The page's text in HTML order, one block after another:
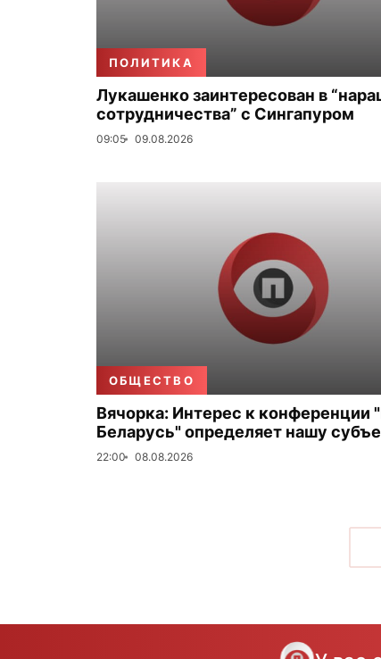
ПОЛИТИКА
Лукашенко заинтересован в
сотрудничества” с Сингапуром
09:05 09.08.2026
ОБЩЕСТВО
Вячорка: Интерес к конференции
Беларусь" определяет нашу
22:00 08.08.2026